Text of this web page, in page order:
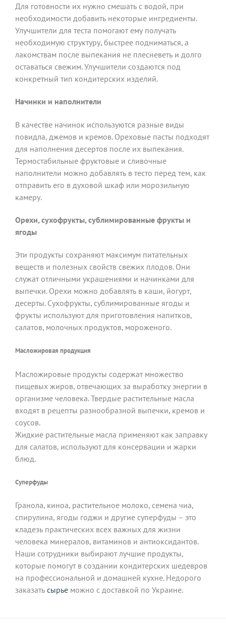
Для готовности их нужно смешать с водой, при
необходимости добавить некоторые ингредиенты.
Улучшители для теста помогают ему получать
необходимую структуру, быстрее подниматься, а
лакомствам после выпекания не плесневеть и долго
оставаться свежим. Улучшители создаются под
конкретный тип кондитерских изделий.
Начинки и наполнители
В качестве начинок используются разные виды
повидла, джемов и кремов. Ореховые пасты подходят
для наполнения десертов после их выпекания.
Термостабильные фруктовые и сливочные
наполнители можно добавлять в тесто перед тем, как
отправить его в духовой шкаф или морозильную
камеру.
Орехи, сухофрукты, сублимированные фрукты и
ягоды
Эти продукты сохраняют максимум питательных
веществ и полезных свойств свежих плодов. Они
служат отличными украшениями и начинками для
выпечки. Орехи можно добавлять в каши, йогурт,
десерты. Сухофрукты, сублимированные ягоды и
фрукты используют для приготовления напитков,
салатов, молочных продуктов, мороженого.
Масложировая продукция
Масложировые продукты содержат множество
пищевых жиров, отвечающих за выработку энергии в
организме человека. Твердые растительные масла
входят в рецепты разнообразной выпечки, кремов и
соусов.
Жидкие растительные масла применяют как заправку
для салатов, используют для консервации и жарки
блюд.
Суперфуды
Гранола, киноа, растительное молоко, семена чиа,
спирулина, ягоды годжи и другие суперфуды – это
кладезь практических всех важных для жизни
человека минералов, витаминов и антиоксидантов.
Наши сотрудники выбирают лучшие продукты,
которые помогут в создании кондитерских шедевров
на профессиональной и домашней кухне. Недорого
заказать сырье можно с доставкой по Украине.